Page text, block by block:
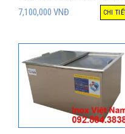
7,100,000 VNĐ CHI